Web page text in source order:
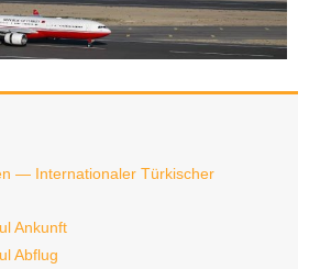
— Internationaler Türkischer
Ankunft
Abflug